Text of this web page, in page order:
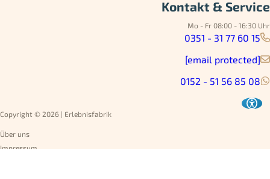
Kontakt & Service
Mo - Fr 08:00 - 16:30 Uhr
0351 - 31 77 60 15
[email protected]
0152 - 51 56 85 08
Copyright © 2026 | Erlebnisfabrik
Über uns
Impressum